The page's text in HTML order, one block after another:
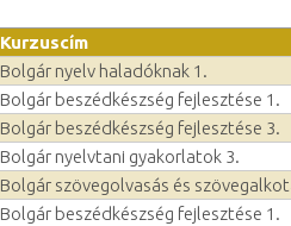
Kurzuscím
Bolgár nyelv haladóknak 1.
Bolgár beszédkészség fejlesztése 1.
Bolgár beszédkészség fejlesztése 3.
Bolgár nyelvtani gyakorlatok 3.
Bolgár szövegolvasás és
Bolgár beszédkészség fejlesztése 1.